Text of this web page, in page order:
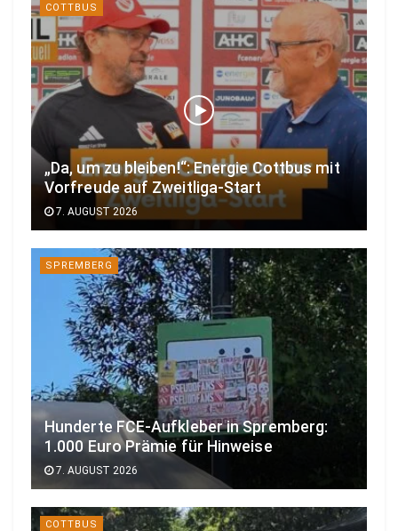
COTTBUS
„Da, um zu bleiben!“: Energie Cottbus mit
Vorfreude auf Zweitliga-Start
7. AUGUST 2026
SPREMBERG
Hunderte FCE-Aufkleber in Spremberg:
1.000 Euro Prämie für Hinweise
7. AUGUST 2026
COTTBUS